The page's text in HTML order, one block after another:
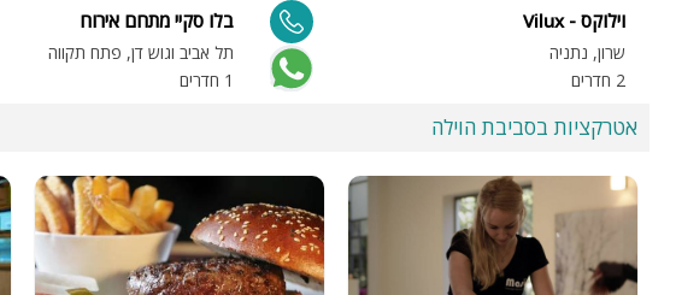
וילוקס - Vilux
שרון, נתניה
2 חדרים
בלו סקיי מתחם אירוח
תל אביב וגוש דן, פתח תקווה
1 חדרים
אטרקציות בסביבת הוילה